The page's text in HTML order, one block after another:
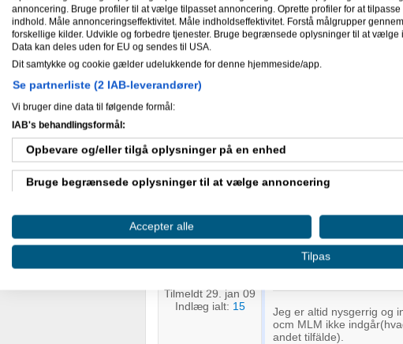
Jeg leder efter personer
høre om en
Jeg kan dog ikke bruge
Tilmeldt 29. jan 09
Indlæg ialt: 15
SANNE KRISTIANSEN
SkrevetSkrev: 07-03-2009 kl.
Jeg er altid nysgerrig og
ocm MLM ikke
andet tilfälde).
annoncering. Bruge profiler til at vælge tilpasset annoncering. Oprette profiler for at
indhold. Måle annonceringseffektivitet. Måle indholdseffektivitet. Forstå målgrupper
forskellige kilder. Udvikle og forbedre tjenester. Bruge begrænsede oplysninger til at vælge
Data kan deles uden for EU og sendes til USA.
Dit samtykke og cookie gælder udelukkende for denne hjemmeside/app.
Se partnerliste (2 IAB-leverandører)
Vi bruger dine data til følgende formål:
IAB's behandlingsformål:
Opbevare og/eller tilgå oplysninger på en enhed
Bruge begrænsede oplysninger til at vælge annoncering
Oprette profiler til tilpasset annoncering
Bruge profiler til at vælge tilpasset annoncering
Bruge profiler til at vælge tilpasset indhold
Accepter alle
Tilpas